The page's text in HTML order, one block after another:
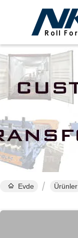
Evde Ürünler